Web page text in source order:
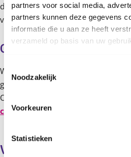
partners voor social media,
partners kunnen deze gegevens
informatie die u aan ze heeft
verzameld op basis van uw
Toestemmingsselectie
Noodzakelijk
Voorkeuren
Statistieken
dat er een medische verdieping
vertelt Anne-Marie.
Overleg of advies
Wil jij sparren over een casus
geweld een rol speelt? Neem gerust
Onze professionals denken graag
contactop met Veilig Thuis
Verder lezen